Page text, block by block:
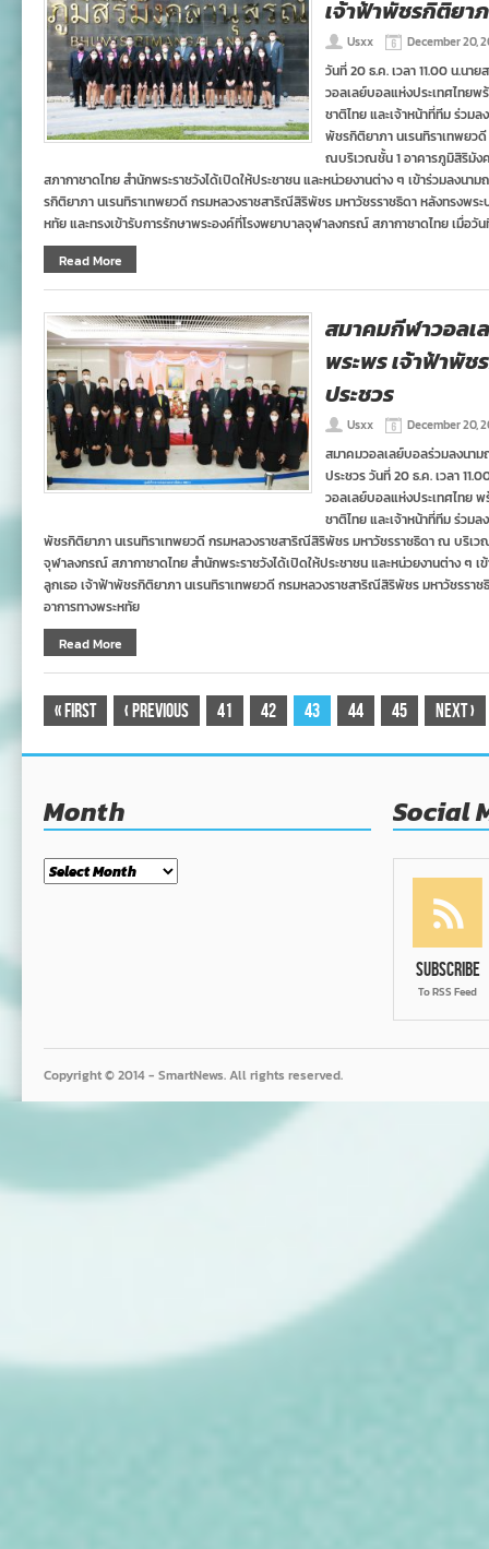
เจ้าฟ้าพัชรกิติยา
Usxx December 20,
วันที่ 20 ธ.ค. เวลา 11.00 น.นา
วอลเลย์บอลแห่งประเทศไทย
ชาติไทย และเจ้าหน้าที่ทีม ร่วม
พัชรกิติยาภา นเรนทิราเทพยว
ณบริเวณชั้น 1 อาคารภูมิสิริมั
สภากาชาดไทย สำนักพระราชวังได้เปิดให้ประชาชน และหน่วยงานต่าง ๆ เข้าร่วมลงนา
รกิติยาภา นเรนทิราเทพยวดี กรมหลวงราชสาริณีสิริพัชร มหาวัชรราชธิดา หลังทรงพร
หทัย และทรงเข้ารับการรักษาพระองค์ที่โรงพยาบาลจุฬาลงกรณ์ สภากาชาดไทย เมื่อวัน
Read More
สมาคมกีฬาวอลเ
พระพร เจ้าฟ้าพั
ประชวร
Usxx December 20,
สมาคมวอลเลย์บอลร่วมลงนา
ประชวร วันที่ 20 ธ.ค. เวลา
วอลเลย์บอลแห่งประเทศไทย
ชาติไทย และเจ้าหน้าที่ทีม ร่วม
พัชรกิติยาภา นเรนทิราเทพยวดี กรมหลวงราชสาริณีสิริพัชร มหาวัชรราชธิดา ณ บริเ
จุฬาลงกรณ์ สภากาชาดไทย สำนักพระราชวังได้เปิดให้ประชาชน และหน่วยงานต่าง ๆ เ
ลูกเธอ เจ้าฟ้าพัชรกิติยาภา นเรนทิราเทพยวดี กรมหลวงราชสาริณีสิริพัชร มหาวัชรรา
อาการทางพระหทัย
Read More
« First ‹ Previous 41 42 43 44 45 Next›
Month
Month
Social
Subscribe
To RSS Feed
Copyright © 2014 - SmartNews. All rights reserved.